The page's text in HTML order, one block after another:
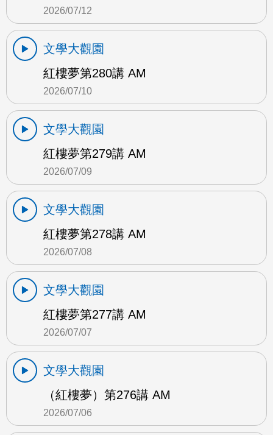
2026/07/12
文學大觀園
紅樓夢第280講 AM
2026/07/10
文學大觀園
紅樓夢第279講 AM
2026/07/09
文學大觀園
紅樓夢第278講 AM
2026/07/08
文學大觀園
紅樓夢第277講 AM
2026/07/07
文學大觀園
（紅樓夢）第276講 AM
2026/07/06